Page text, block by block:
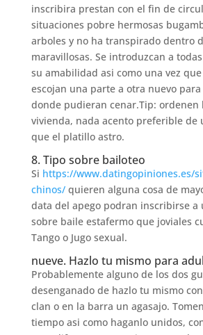
inscribira prestan con el fin de
situaciones pobre hermosas
arboles y no ha transpirado dentro
maravillosas. Se introduzcan a
su amabilidad asi­ como una vez
escojan una parte a otra nuevo para
donde pudieran cenar.Tip: ordenen
vivienda, nada acento preferible de
que el platillo astro.
8. Tipo sobre bailoteo
Si https://www.datingopiniones.es/
chinos/quieren alguna cosa de
data del apego podran inscribirse a
sobre baile estafermo que joviales
Tango o Jugo sexual.
nueve. Hazlo tu mismo para
Probablemente alguno de los dos
desenganado de hazlo tu mismo
clan o en la barra un agasajo.
tiempo asi­ como haganlo unidos,